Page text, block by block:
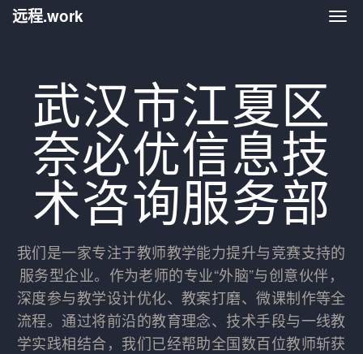
远
远程.work
武汉市江夏区
奈必优信息技
术咨询服务部
我们是一家专注于教师教学能力提升与竞赛支持的
服务型企业。作为老师的专业“外脑”与创意伙伴，
深度参与教学设计优化、教案打磨、微课制作等全
流程。通过将前沿的教育理念、技术手段与一线教
学实践相结合，我们已经帮助全国数百位教师斩获